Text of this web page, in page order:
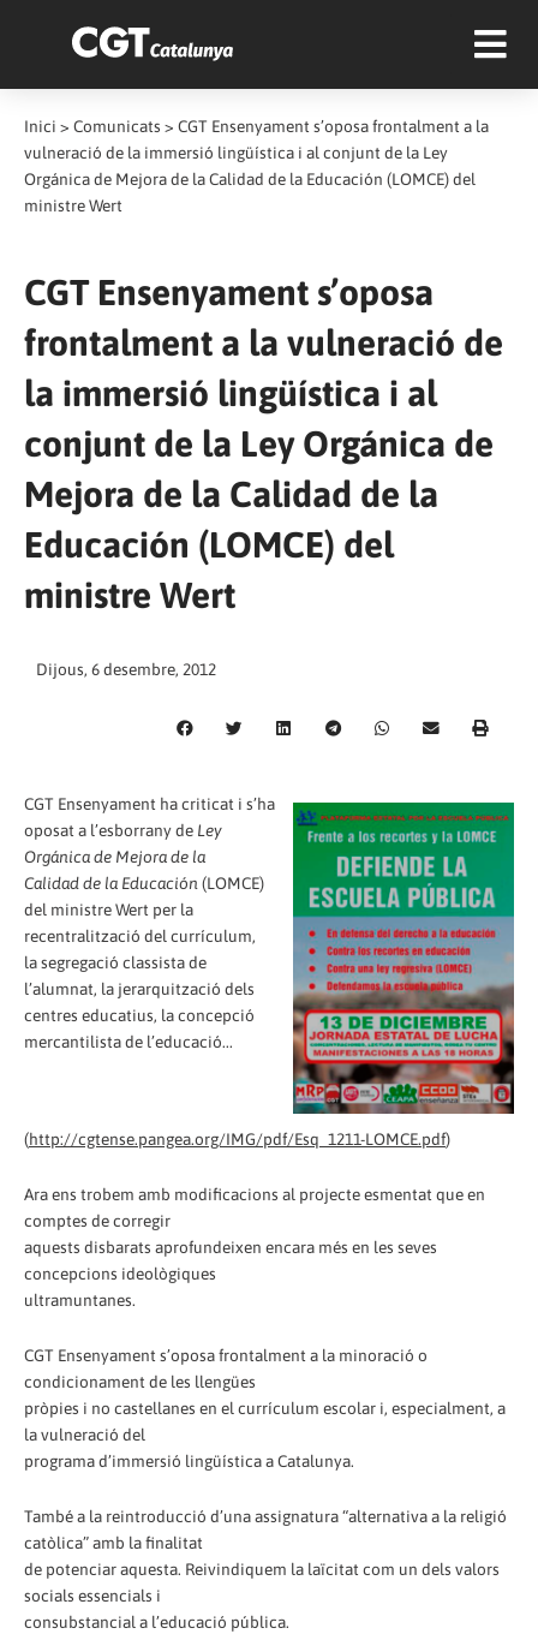
Inici > Comunicats > CGT Ensenyament s’oposa frontalment a la
vulneració de la immersió lingüística i al conjunt de la Ley
Orgánica de Mejora de la Calidad de la Educación (LOMCE) del
ministre Wert
CGT Ensenyament s’oposa
frontalment a la vulneració de
la immersió lingüística i al
conjunt de la Ley Orgánica de
Mejora de la Calidad de la
Educación (LOMCE) del
ministre Wert
Dijous, 6 desembre, 2012
CGT Ensenyament ha criticat i s’ha
oposat a l’esborrany de Ley
Orgánica de Mejora de la
Calidad de la Educación (LOMCE)
del ministre Wert per la
recentralització del currículum,
la segregació classista de
l’alumnat, la jerarquització dels
centres educatius, la concepció
mercantilista de l’educació...
(http://cgtense.pangea.org/IMG/pdf/Esq_1211-LOMCE.pdf)
Ara ens trobem amb modificacions al projecte esmentat que en
comptes de corregir
aquests disbarats aprofundeixen encara més en les seves
concepcions ideològiques
ultramuntanes.
CGT Ensenyament s’oposa frontalment a la minoració o
condicionament de les llengües
pròpies i no castellanes en el currículum escolar i, especialment, a
la vulneració del
programa d’immersió lingüística a Catalunya.
També a la reintroducció d’una assignatura “alternativa a la religió
catòlica” amb la finalitat
de potenciar aquesta. Reivindiquem la laïcitat com un dels valors
socials essencials i
consubstancial a l’educació pública.